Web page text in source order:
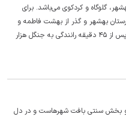
گلوگاه و کردکوی می‌باشد. برای
بهشهر و گذر از بهشت فاطمه و
عبور از علی تپه به عبور پاسند می‌رسیم. از آنجا پس از ۴۵ دقیقه رانندگی به جنگل هزار
و بخش سنتی بافت شهرهاست و در دل